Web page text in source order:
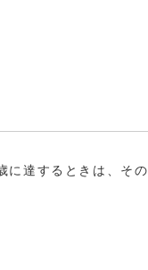
に達するときは、その